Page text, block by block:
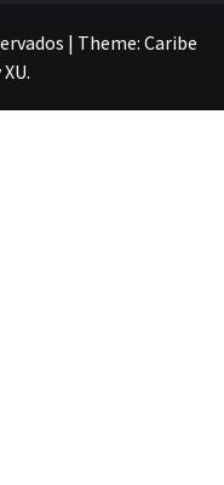
| Theme: Caribe
XU.